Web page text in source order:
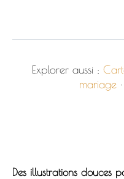
Explorer aussi :
mariage·
Des illustrations douces